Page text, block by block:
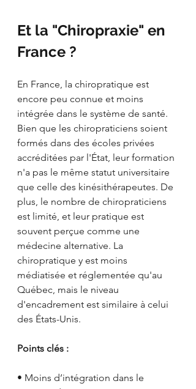
Et la "Chiropraxie" en
France ?
En France, la chiropratique est
encore peu connue et moins
intégrée dans le système de santé.
Bien que les chiropraticiens soient
formés dans des écoles privées
accréditées par l'État, leur formation
n'a pas le même statut universitaire
que celle des kinésithérapeutes. De
plus, le nombre de chiropraticiens
est limité, et leur pratique est
souvent perçue comme une
médecine alternative. La
chiropratique y est moins
médiatisée et réglementée qu'au
Québec, mais le niveau
d'encadrement est similaire à celui
des États-Unis.
Points clés :
• Moins d’intégration dans le